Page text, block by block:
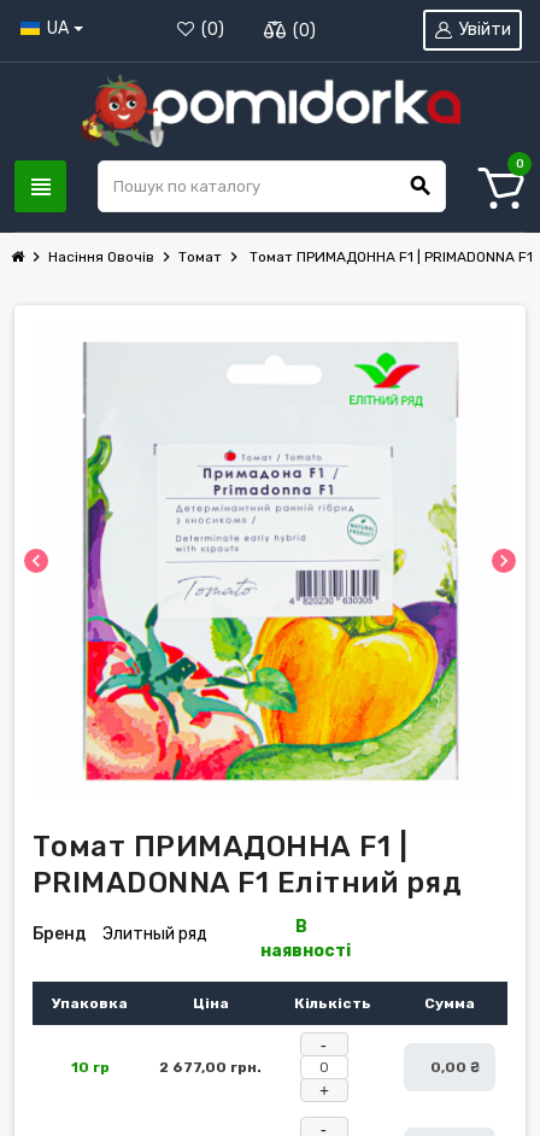
UA (0) (0)
view_headline search
Увійти
0
chevron_right Насіння Овочів chevron_right Томат chevron_right Томат ПРИМАДОННА F1 | PRIMADONNA F1
chevron_left chevron_right
Томат ПРИМАДОННА F1 |
PRIMADONNA F1 Елітний ряд
Бренд Элитный ряд
В
наявності
Упаковка Ціна Кількість Сумма
10 гр
2 677,00 грн.
+
0,00 ₴